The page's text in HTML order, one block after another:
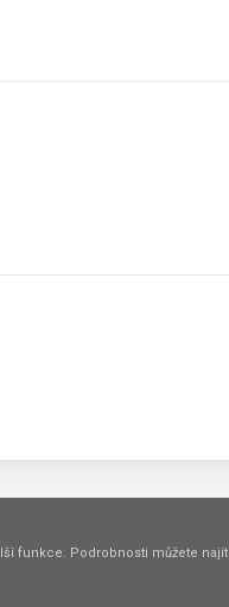
funkce. Podrobnosti můžete najít